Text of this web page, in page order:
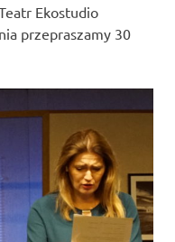
Ekostudio
przepraszamy 30